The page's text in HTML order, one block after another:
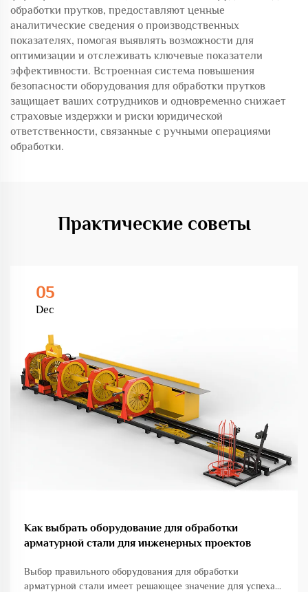
обработки прутков, предоставляют ценные
аналитические сведения о производственных
показателях, помогая выявлять возможности для
оптимизации и отслеживать ключевые показатели
эффективности. Встроенная система повышения
безопасности оборудования для обработки прутков
защищает ваших сотрудников и одновременно снижает
страховые издержки и риски юридической
ответственности, связанные с ручными операциями
обработки.
Практические советы
05
Dec
Как выбрать оборудование для обработки
арматурной стали для инженерных проектов
Выбор правильного оборудования для обработки
арматурной стали имеет решающее значение для успеха